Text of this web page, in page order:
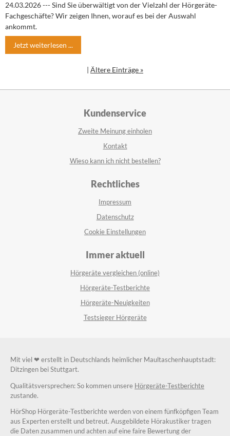
24.03.2026 --- Sind Sie überwältigt von der Vielzahl der Hörgeräte-
Fachgeschäfte? Wir zeigen Ihnen, worauf es bei der Auswahl
ankommt.
Jetzt weiterlesen ...
| Ältere Einträge »
Kundenservice
Zweite Meinung einholen
Kontakt
Wieso kann ich nicht bestellen?
Rechtliches
Impressum
Datenschutz
Cookie Einstellungen
Immer aktuell
Hörgeräte vergleichen (online)
Hörgeräte-Testberichte
Hörgeräte-Neuigkeiten
Testsieger Hörgeräte
Mit viel ❤ erstellt in Deutschlands heimlicher Maultaschenhauptstadt:
Ditzingen bei Stuttgart.
Qualitätsversprechen: So kommen unsere Hörgeräte-Testberichte
zustande.
HörShop Hörgeräte-Testberichte werden von einem fünfköpfigen Team
aus Experten erstellt und betreut. Ausgebildete Hörakustiker tragen
die Daten zusammen und achten auf eine faire Bewertung der